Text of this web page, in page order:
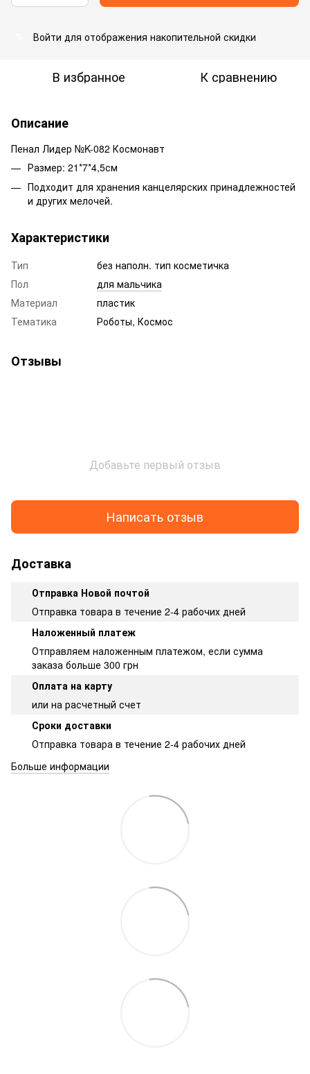
Войти для отображения накопительной скидки
В избранное К сравнению
Описание
Пенал Лидер №K-082 Космонавт
Размер: 21*7*4,5см
Подходит для хранения канцелярских принадлежностей
и других мелочей.
Характеристики
Тип
без наполн. тип косметичка
Пол
для мальчика
Материал
пластик
Тематика
Роботы, Космос
Отзывы
Добавьте первый отзыв
Написать отзыв
Доставка
Отправка Новой почтой
Отправка товара в течение 2-4 рабочих дней
Наложенный платеж
Отправляем наложенным платежом, если сумма
заказа больше 300 грн
Оплата на карту
или на расчетный счет
Сроки доставки
Отправка товара в течение 2-4 рабочих дней
Больше информации